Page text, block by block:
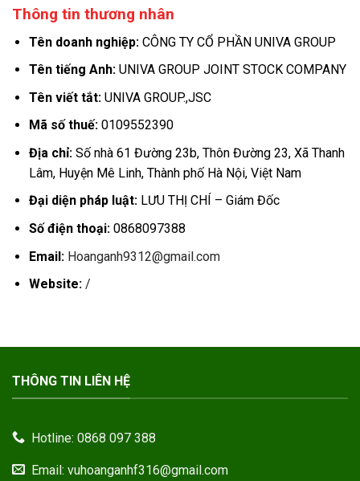
Thông tin thương nhân
Tên doanh nghiệp:CÔNG TY CỔ PHẦN UNIVA GROUP
Tên tiếng Anh:UNIVA GROUP JOINT STOCK COMPANY
Tên viết tắt:UNIVA GROUP.,JSC
Mã số thuế:0109552390
Địa chỉ:Số nhà 61 Đường 23b, Thôn Đường 23, Xã Thanh
Lâm, Huyện Mê Linh, Thành phố Hà Nội, Việt Nam
Đại diện pháp luật:LƯU THỊ CHÍ – Giám Đốc
Số điện thoại:0868097388
Email: Hoanganh9312@gmail.com
Website: /
THÔNG TIN LIÊN HỆ
Hotline: 0868 097 388
Email: vuhoanganhf316@gmail.com